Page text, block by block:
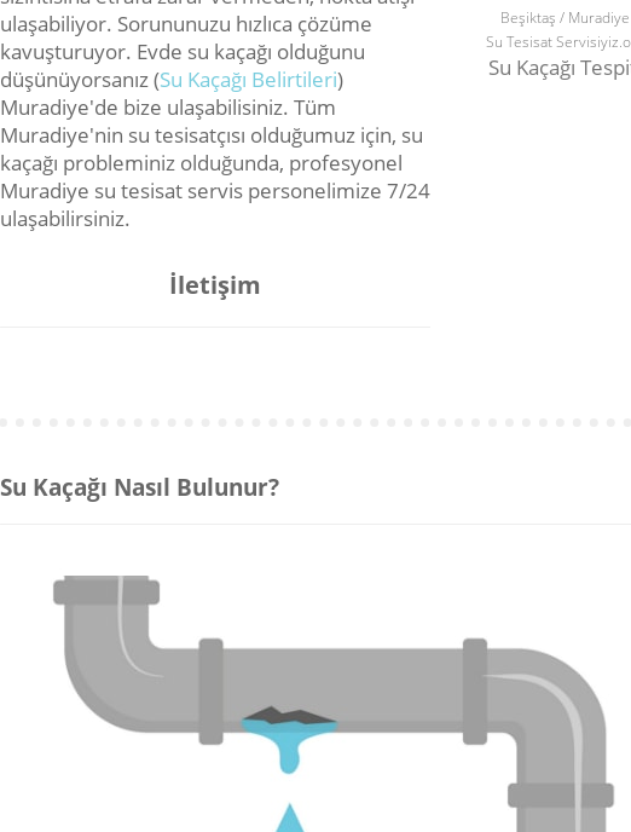
ulaşabiliyor. Sorununuzu hızlıca çözüme
kavuşturuyor. Evde su kaçağı olduğunu
düşünüyorsanız (Su Kaçağı Belirtileri)
Muradiye'de bize ulaşabilisiniz. Tüm
Muradiye'nin su tesisatçısı olduğumuz için, su
kaçağı probleminiz olduğunda, profesyonel
Muradiye su tesisat servis personelimize 7/24
ulaşabilirsiniz.
İletişim
Beşiktaş / Muradiye
Su Tesisat
Su Kaçağı
Su Kaçağı Nasıl Bulunur?